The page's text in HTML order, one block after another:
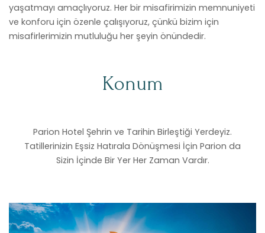
yaşatmayı amaçlıyoruz. Her bir misafirimizin memnuniyeti
ve konforu için özenle çalışıyoruz, çünkü bizim için
misafirlerimizin mutluluğu her şeyin önündedir.
Konum
Parion Hotel Şehrin ve Tarihin Birleştiği Yerdeyiz.
Tatillerinizin Eşsiz Hatırala Dönüşmesi İçin Parion da
Sizin İçinde Bir Yer Her Zaman Vardır.